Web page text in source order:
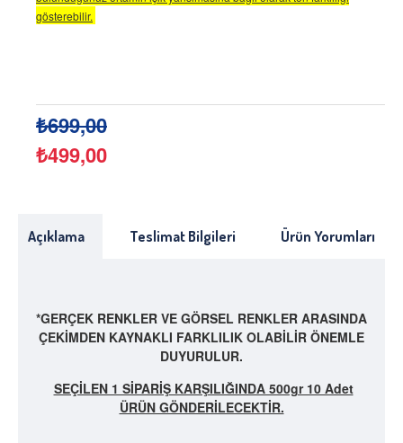
₺499,00
₺699,00
gösterebilir.
Açıklama Teslimat Bilgileri Ürün Yorumları
*GERÇEK RENKLER VE GÖRSEL RENKLER ARASINDA
ÇEKİMDEN KAYNAKLI FARKLILIK OLABİLİR ÖNEMLE
DUYURULUR.
SEÇİLEN 1 SİPARİŞ KARŞILIĞINDA 500gr 10 Adet
ÜRÜN GÖNDERİLECEKTİR.